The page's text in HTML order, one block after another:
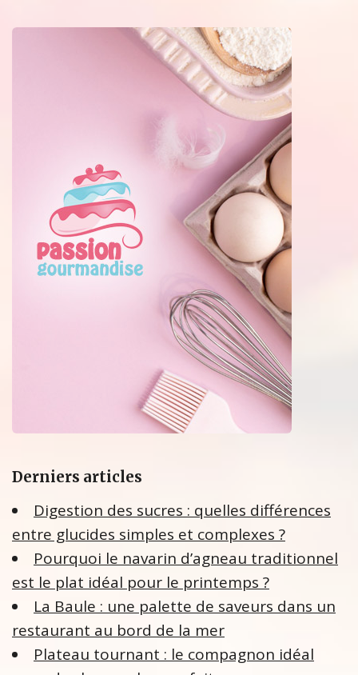
Derniers articles
Digestion des sucres : quelles différences
entre glucides simples et complexes ?
Pourquoi le navarin d’agneau traditionnel
est le plat idéal pour le printemps ?
La Baule : une palette de saveurs dans un
restaurant au bord de la mer
Plateau tournant : le compagnon idéal